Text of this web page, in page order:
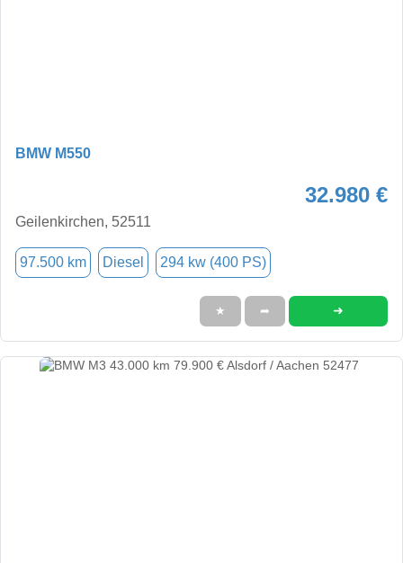
BMW M550
32.980 €
Geilenkirchen, 52511
97.500 km Diesel 294 kw (400 PS)
★ ➦ ➜